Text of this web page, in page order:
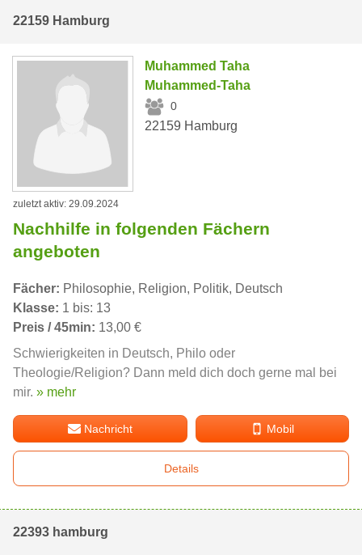
22159 Hamburg
Muhammed Taha
Muhammed-Taha
0
22159 Hamburg
zuletzt aktiv: 29.09.2024
Nachhilfe in folgenden Fächern
angeboten
Fächer: Philosophie, Religion, Politik, Deutsch
Klasse: 1 bis: 13
Preis / 45min: 13,00 €
Schwierigkeiten in Deutsch, Philo oder
Theologie/Religion? Dann meld dich doch gerne mal bei
mir. » mehr
Nachricht Mobil
Details
22393 hamburg